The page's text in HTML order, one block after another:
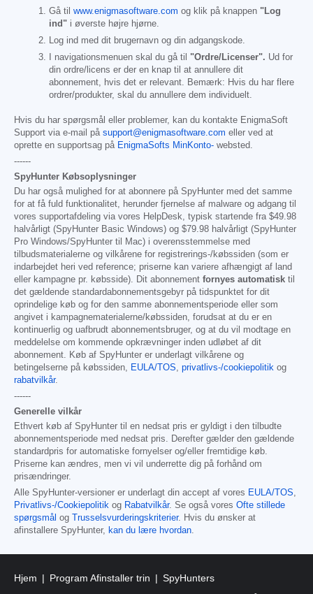
Gå til www.enigmasoftware.com og klik på knappen "Log
ind" i øverste højre hjørne.
Log ind med dit brugernavn og din adgangskode.
I navigationsmenuen skal du gå til "Ordre/Licenser". Ud for
din ordre/licens er der en knap til at annullere dit
abonnement, hvis det er relevant. Bemærk: Hvis du har flere
ordrer/produkter, skal du annullere dem individuelt.
Hvis du har spørgsmål eller problemer, kan du kontakte EnigmaSoft
Support via e-mail på support@enigmasoftware.com eller ved at
oprette en supportsag på EnigmaSofts MinKonto- websted.
------
SpyHunter Købsoplysninger
Du har også mulighed for at abonnere på SpyHunter med det samme
for at få fuld funktionalitet, herunder fjernelse af malware og adgang til
vores supportafdeling via vores HelpDesk, typisk startende fra $49.98
halvårligt (SpyHunter Basic Windows) og $79.98 halvårligt (SpyHunter
Pro Windows/SpyHunter til Mac) i overensstemmelse med
tilbudsmaterialerne og vilkårene for registrerings-/købssiden (som er
indarbejdet heri ved reference; priserne kan variere afhængigt af land
eller kampagne pr. købsside). Dit abonnement fornyes automatisk til
det gældende standardabonnementsgebyr på tidspunktet for dit
oprindelige køb og for den samme abonnementsperiode eller som
angivet i kampagnematerialerne/købssiden, forudsat at du er en
kontinuerlig og uafbrudt abonnementsbruger, og at du vil modtage en
meddelelse om kommende opkrævninger inden udløbet af dit
abonnement. Køb af SpyHunter er underlagt vilkårene og
betingelserne på købssiden, EULA/TOS, privatlivs-/cookiepolitik og
rabatvilkår.
------
Generelle vilkår
Ethvert køb af SpyHunter til en nedsat pris er gyldigt i den tilbudte
abonnementsperiode med nedsat pris. Derefter gælder den gældende
standardpris for automatiske fornyelser og/eller fremtidige køb.
Priserne kan ændres, men vi vil underrette dig på forhånd om
prisændringer.
Alle SpyHunter-versioner er underlagt din accept af vores EULA/TOS,
Privatlivs-/Cookiepolitik og Rabatvilkår. Se også vores Ofte stillede
spørgsmål og Trusselsvurderingskriterier. Hvis du ønsker at
afinstallere SpyHunter, kan du lære hvordan.
Hjem Program Afinstaller trin
SpyHunters